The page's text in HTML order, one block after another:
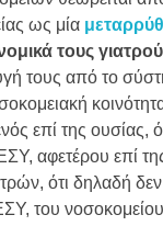
ως μία
τους
τους από το
επί της ουσίας,
αφετέρου επί
ότι δηλαδή δεν
του νοσοκομείου